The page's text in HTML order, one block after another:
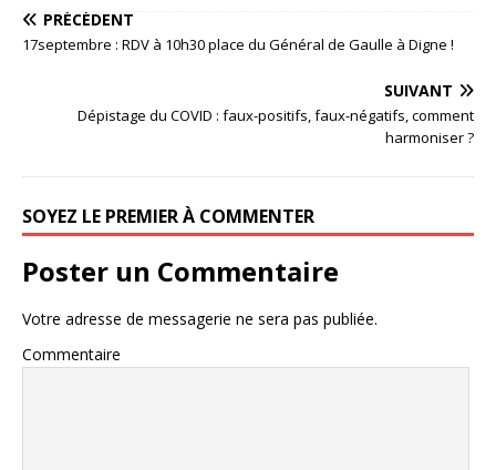
PRÉCÉDENT
17septembre : RDV à 10h30 place du Général de Gaulle à Digne !
SUIVANT
Dépistage du COVID : faux-positifs, faux-négatifs, comment
harmoniser ?
SOYEZ LE PREMIER À COMMENTER
Poster un Commentaire
Votre adresse de messagerie ne sera pas publiée.
Commentaire